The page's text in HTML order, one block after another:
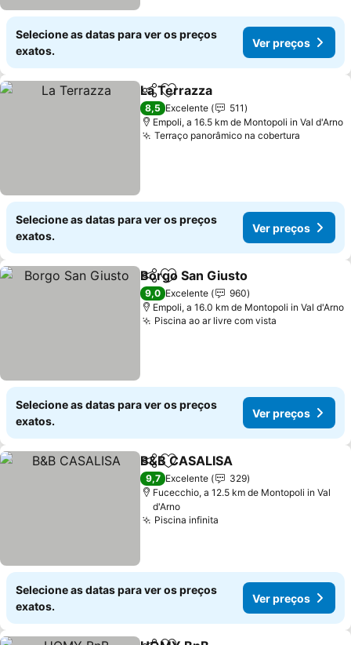
Selecione as datas para ver os preços
exatos.
Ver preços
PartilharAdicionar aos favoritos
La Terrazza
8,5 Excelente
511
Empoli, a 16.5 km de Montopoli in Val d'Arno
Terraço panorâmico na cobertura
Selecione as datas para ver os preços
exatos.
Ver preços
PartilharAdicionar aos favoritos
Borgo San Giusto
9,0 Excelente
960
Empoli, a 16.0 km de Montopoli in Val d'Arno
Piscina ao ar livre com vista
Selecione as datas para ver os preços
exatos.
Ver preços
PartilharAdicionar aos favoritos
B&B CASALISA
9,7 Excelente
329
Fucecchio, a 12.5 km de Montopoli in Val
d'Arno
Piscina infinita
Selecione as datas para ver os preços
exatos.
Ver preços